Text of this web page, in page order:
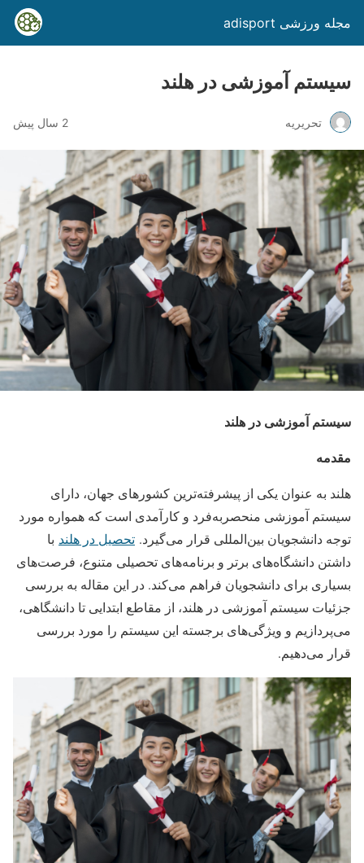
مجله ورزشی adisport
سیستم آموزشی در هلند
تحریریه 2 سال پیش
سیستم آموزشی در هلند
مقدمه
هلند به عنوان یکی از پیشرفته‌ترین کشورهای جهان، دارای
سیستم آموزشی منحصربه‌فرد و کارآمدی است که همواره مورد
توجه دانشجویان بین‌المللی قرار می‌گیرد. تحصیل در هلند با
داشتن دانشگاه‌های برتر و برنامه‌های تحصیلی متنوع، فرصت‌های
بسیاری برای دانشجویان فراهم می‌کند. در این مقاله به بررسی
جزئیات سیستم آموزشی در هلند، از مقاطع ابتدایی تا دانشگاهی،
می‌پردازیم و ویژگی‌های برجسته این سیستم را مورد بررسی
قرار می‌دهیم.